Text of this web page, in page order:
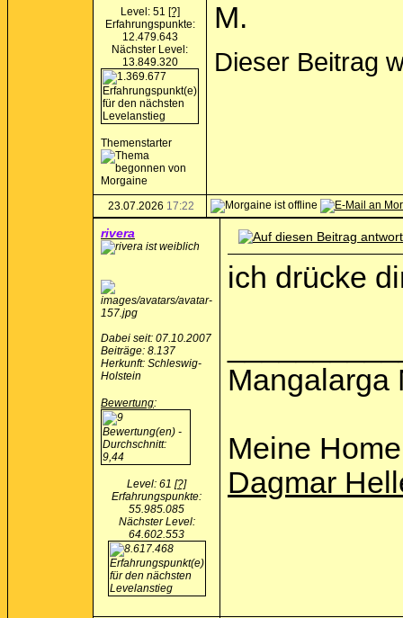
Level: 51 [?]
Erfahrungspunkte:
12.479.643
Nächster Level:
13.849.320
Themenstarter
M.
Dieser Beitrag
23.07.2026 17:22
rivera
Dabei seit: 07.10.2007
Beiträge: 8.137
Herkunft: Schleswig-
Holstein
Bewertung:
Level: 61 [?]
Erfahrungspunkte:
55.985.085
Nächster Level:
64.602.553
ich drücke
Mangalarga
Meine
Dagmar